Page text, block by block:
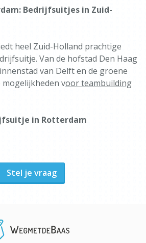
Bedrijfsuitjes in Zuid-
heel Zuid-Holland prachtige
Van de hofstad Den Haag
van Delft en de groene
voor teambuilding
in Rotterdam
Stel je vraag